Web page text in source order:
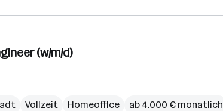
(w/m/d)
Vollzeit Homeoffice ab 4.000 € monatlich